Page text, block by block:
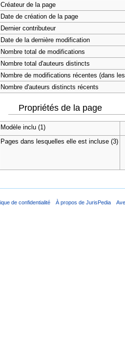
Créateur de la page
Date de création de la page
Dernier contributeur
Date de la dernière modification
Nombre total de modifications
Nombre total d'auteurs distincts
Nombre de modifications récentes (dans
Nombre d'auteurs distincts récents
Propriétés de la page
Modèle inclu (1)
Pages dans lesquelles elle est incluse (3)
de confidentialité À propos de JurisPedia